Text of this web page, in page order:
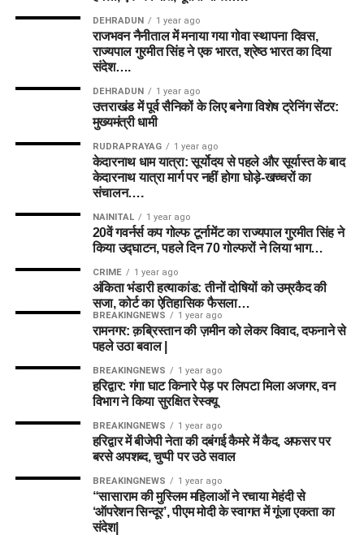
DEHRADUN 1 year ago
राजभवन नैनीताल में मनाया गया गोवा स्थापना दिवस,
राज्यपाल गुरमीत सिंह ने एक भारत, श्रेष्ठ भारत का दिया
संदेश….
DEHRADUN 1 year ago
उत्तराखंड में पूर्व सैनिकों के लिए बनेगा विशेष ट्रेनिंग सेंटर:
मुख्यमंत्री धामी
RUDRAPRAYAG 1 year ago
केदारनाथ धाम यात्रा: सूर्योदय से पहले और सूर्यास्त के बाद
केदारनाथ यात्रा मार्ग पर नहीं होगा घोड़े-खच्चरों का
संचालन….
NAINITAL 1 year ago
20वें गवर्नर्स कप गोल्फ टूर्नामेंट का राज्यपाल गुरमीत सिंह ने
किया उद्घाटन, पहले दिन 70 गोल्फरों ने लिया भाग…
CRIME 1 year ago
अंकिता भंडारी हत्याकांड: तीनों दोषियों को उम्रकैद की
सजा, कोर्ट का ऐतिहासिक फैसला…
BREAKINGNEWS 1 year ago
रामनगर: क़ब्रिस्तान की ज़मीन को लेकर विवाद, दफनाने से
पहले उठा बवाल |
BREAKINGNEWS 1 year ago
हरिद्वार: गंगा घाट किनारे पेड़ पर लिपटा मिला अजगर, वन
विभाग ने किया सुरक्षित रेस्क्यू
BREAKINGNEWS 1 year ago
हरिद्वार में बीजेपी नेता की दबंगई कैमरे में कैद, अफसर पर
बरसे अपशब्द, चुप्पी पर उठे सवाल
BREAKINGNEWS 1 year ago
“सासाराम की मुस्लिम महिलाओं ने रचाया मेहंदी से
‘ऑपरेशन सिन्दूर’, पीएम मोदी के स्वागत में गूंजा एकता का
संदेश|